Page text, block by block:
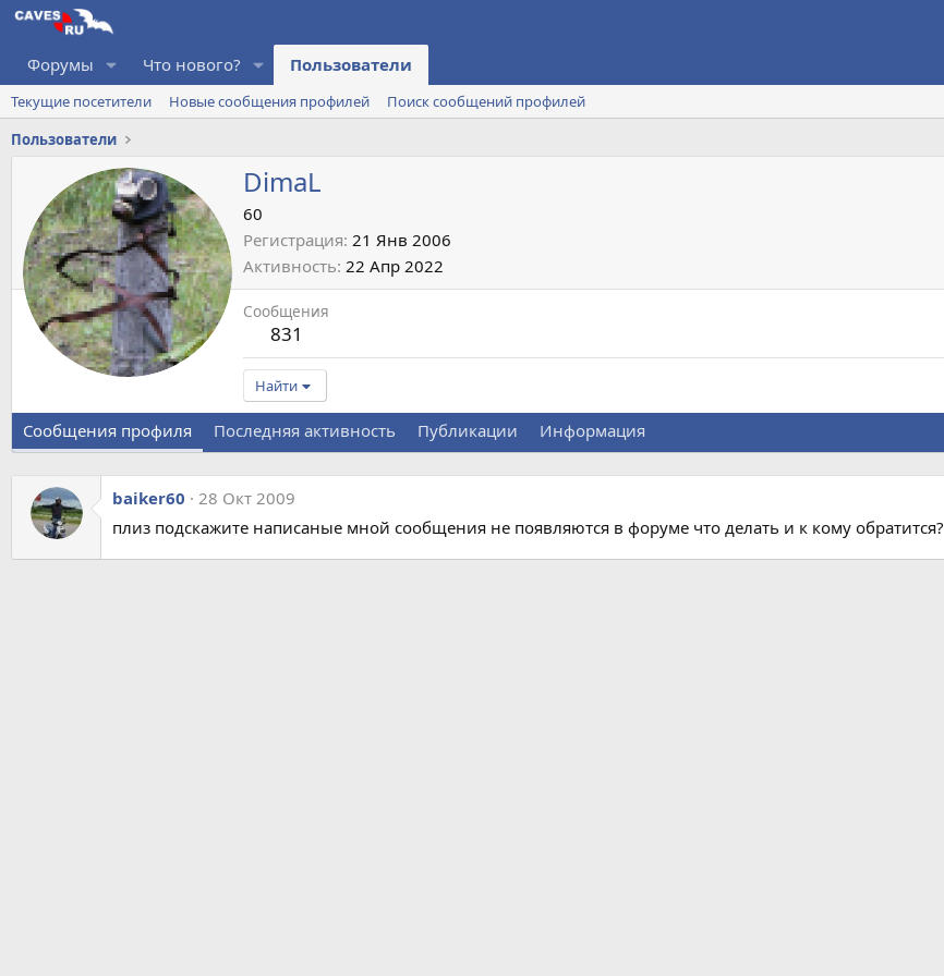
Форумы Что нового? Пользователи
Текущие посетители Новые сообщения профилей
Поиск сообщений профилей
Пользователи
DimaL
60
Регистрация 21 Янв 2006
Активность 22 Апр 2022
Сообщения
831
Найти
Сообщения профиля Последняя активность Публикации Информация
baiker60
28 Окт 2009
плиз подскажите написаные мной сообщения не появляются в форуме что делать и к кому обратится?